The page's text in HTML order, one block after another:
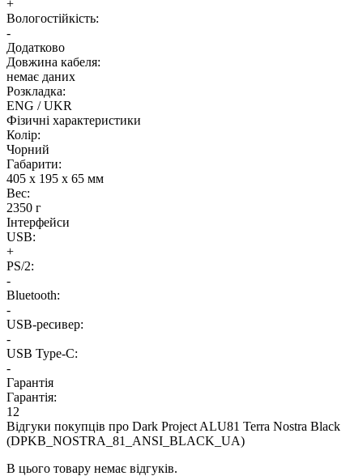
+
Вологостійкість:
-
Додатково
Довжина кабеля:
немає даних
Розкладка:
ENG / UKR
Фізичні характеристики
Колір:
Чорний
Габарити:
405 х 195 х 65 мм
Вес:
2350 г
Інтерфейси
USB:
+
PS/2:
-
Bluetooth:
-
USB-ресивер:
-
USB Type-C:
-
Гарантія
Гарантія:
12
Відгуки покупців про Dark Project ALU81 Terra Nostra Black
(DPKB_NOSTRA_81_ANSI_BLACK_UA)
В цього товару немає відгуків.